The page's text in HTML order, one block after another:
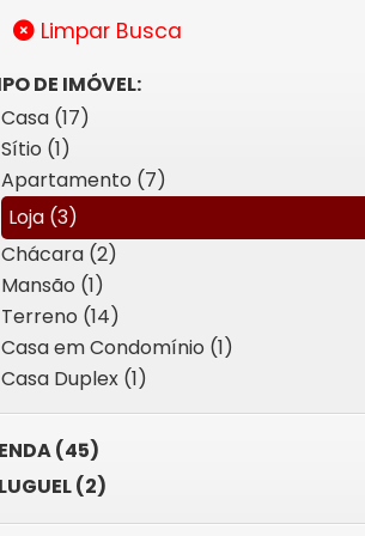
Limpar Busca
DE IMÓVEL:
Casa (17)
Sítio (1)
Apartamento (7)
Loja (3)
Chácara (2)
Mansão (1)
Terreno (14)
Casa em Condomínio (1)
Casa Duplex (1)
(45)
(2)